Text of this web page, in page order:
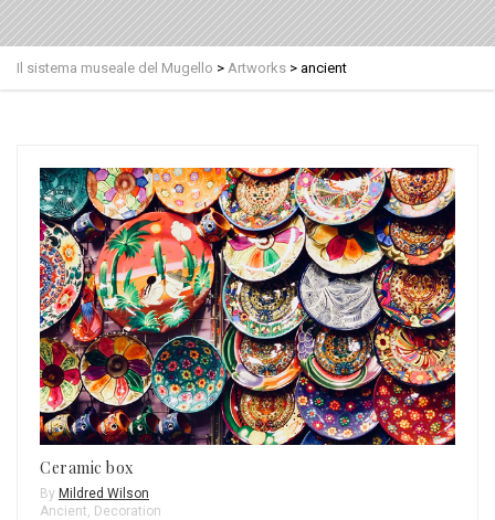
Il sistema museale del Mugello > Artworks > ancient
Ceramic box
By Mildred Wilson
Ancient Decoration